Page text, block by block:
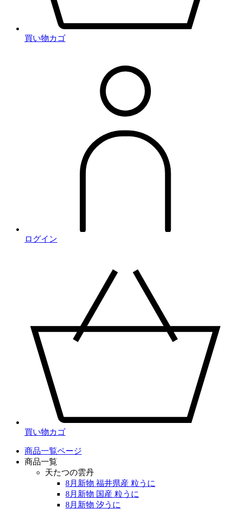
買い物カゴ
ログイン
買い物カゴ
商品一覧ページ
商品一覧
天たつの雲丹
8月新物 福井県産 粒うに
8月新物 国産 粒うに
8月新物 汐うに